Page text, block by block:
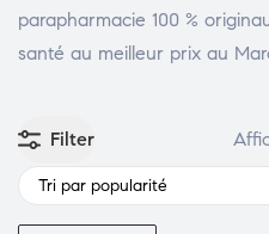
parapharmacie 100 %
santé au meilleur prix au
Filter
Tri par popularité